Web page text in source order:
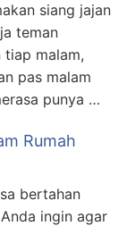
siang jajan
teman
tiap malam,
pas malam
punya …
Rumah
bertahan
ingin agar